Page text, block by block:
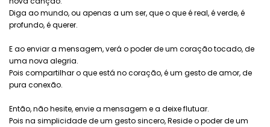
Diga ao mundo, ou apenas a um ser, que o que é real, é verde, é
profundo, é querer.
E ao enviar a mensagem, verá o poder de um coração tocado, de
uma nova alegria.
Pois compartilhar o que está no coração, é um gesto de amor, de
pura conexão.
Então, não hesite, envie a mensagem e a deixe flutuar.
Pois na simplicidade de um gesto sincero, Reside o poder de um